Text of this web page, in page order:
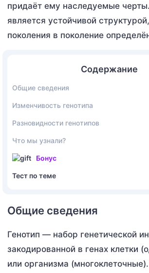
придаёт ему наследуемые
является устойчивой
поколения в поколение
Содержание
Общие сведения
Изменчивость генотипа
Разновидности генотипов
Что мы узнали?
Бонус
Тест по теме
Общие сведения
Генотип — набор генетической
закодированной в генах клетки
или организма